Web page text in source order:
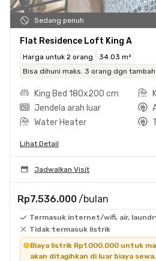
Sedang penuh
Flat Residence Loft King A
Harga untuk 2 orang
34.03 m²
Bisa dihuni maks. 3 orang dgn
King Bed 180x200 cm
Jendela arah luar
Water Heater
Lihat Detail
Jadwalkan Visit
Rp7.536.000 /bulan
Termasuk internet/wifi, air,
Tidak termasuk listrik
Biaya listrik Rp1.000.000 untuk
akan ditagihkan di luar biaya sewa.